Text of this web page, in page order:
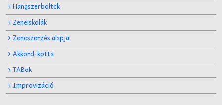
Hangszerboltok
Zeneiskolák
Zeneszerzés alapjai
Akkord-kotta
TABok
Improvizáció